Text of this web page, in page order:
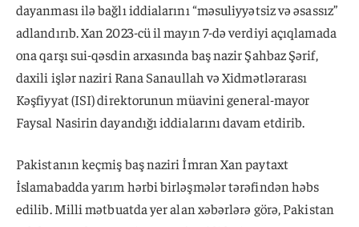
dayanması ilə bağlı iddialarını “məsuliyyətsiz və əsassız”
adlandırıb. Xan 2023-cü il mayın 7-də verdiyi açıqlamada
ona qarşı sui-qəsdin arxasında baş nazir Şahbaz Şərif,
daxili işlər naziri Rana Sanaullah və Xidmətlərarası
Kəşfiyyat (ISI) direktorunun müavini general-mayor
Faysal Nasirin dayandığı iddialarını davam etdirib.
Pakistanın keçmiş baş naziri İmran Xan paytaxt
İslamabadda yarım hərbi birləşmələr tərəfindən həbs
edilib. Milli mətbuatda yer alan xəbərlərə görə, Pakistan